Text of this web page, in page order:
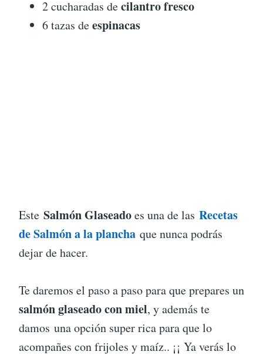
2 cucharadas decilantro fresco
6 tazas deespinacas
Este Salmón Glaseadoes una de las Recetas
de Salmón a la plancha que nunca podrás
dejar de hacer.
Te daremos el paso a paso para que prepares un
salmón glaseado con miel, y además te
damos una opción super rica para que lo
acompañes con frijoles y maíz.. ¡¡ Ya verás lo